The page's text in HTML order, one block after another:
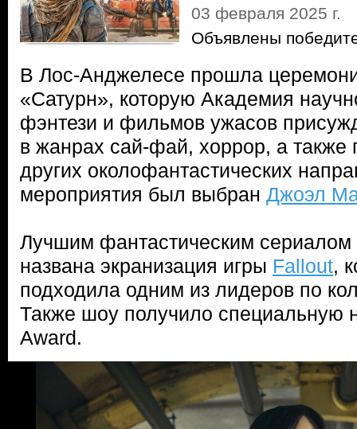
03 февраля 2025 г.
Объявлены
В Лос-Анджелесе прошла
«Сатурн», которую Академия
фэнтези и фильмов ужасов
в жанрах сай-фай, хоррор, а также
других околофантастических
мероприятия был выбран Джоэл
Лучшим фантастическим сериалом
названа экранизация игры Fallout,
подходила одним из лидеров по
Также шоу получило специальную
Award.